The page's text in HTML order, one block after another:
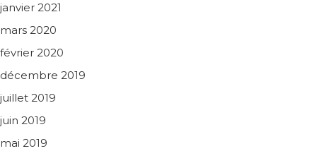
janvier 2021
mars 2020
février 2020
décembre 2019
juillet 2019
juin 2019
mai 2019